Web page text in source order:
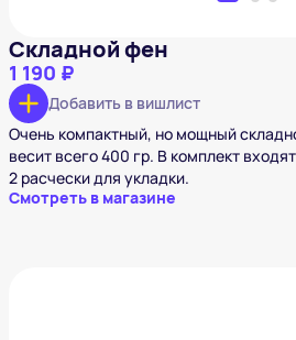
Складной фен
1 190 ₽
Добавить в вишлист
Очень компактный, но мощный
весит всего 400 гр. В комплект
2 расчески для укладки.
Смотреть в магазине